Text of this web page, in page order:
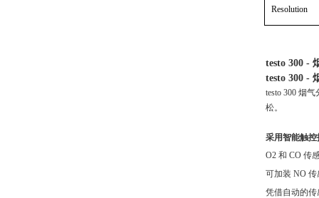
Resolution
testo 300 -
testo 300 -
testo 300 烟
松。
采用智能触
O2 和 CO 传
可加装 NO 传
凭借自动的